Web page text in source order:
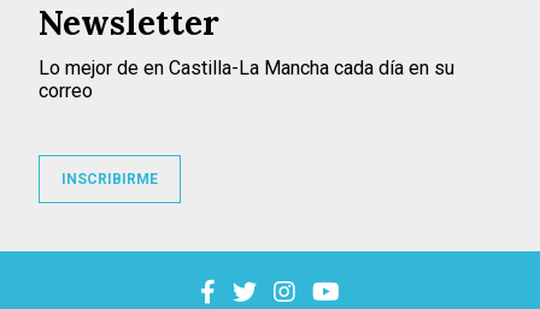
Newsletter
Lo mejor de en Castilla-La Mancha cada día en su
correo
INSCRIBIRME